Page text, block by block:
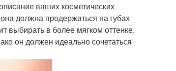
ваших косметических
должна продержаться на губах
выбирать в более мягком оттенке.
он должен идеально сочетаться